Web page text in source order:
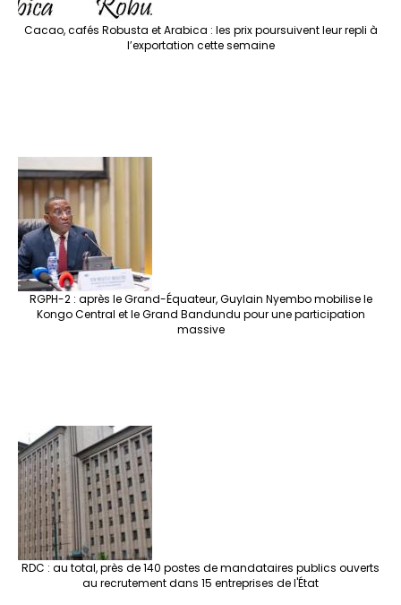
Cacao, cafés Robusta et Arabica : les prix poursuivent leur repli à
l’exportation cette semaine
RGPH-2 : après le Grand-Équateur, Guylain Nyembo mobilise le
Kongo Central et le Grand Bandundu pour une participation
massive
RDC : au total, près de 140 postes de mandataires publics ouverts
au recrutement dans 15 entreprises de l'État